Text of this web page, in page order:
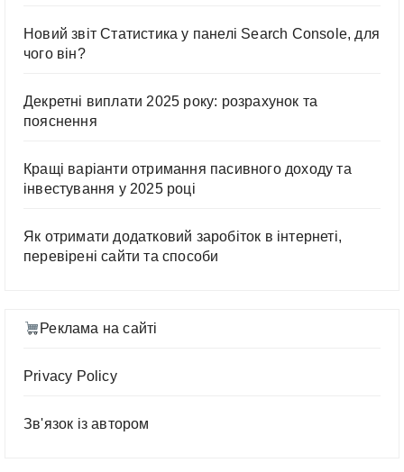
Новий звіт Статистика у панелі Search Console, для
чого він?
Декретні виплати 2025 року: розрахунок та
пояснення
Кращі варіанти отримання пасивного доходу та
інвестування у 2025 році
Як отримати додатковий заробіток в інтернеті,
перевірені сайти та способи
Реклама на сайті
Privacy Policy
Зв'язок із автором